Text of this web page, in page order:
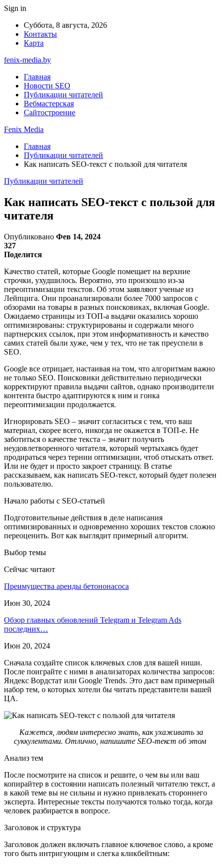
Sign in
Суббота, 8 августа, 2026
Контакты
Карта
fenix-media.by
Главная
Новости SEO
Публикации читателей
Вебмастерская
Сайтостроение
Fenix Media
Главная
Публикации читателей
Как написать SEO-текст с пользой для читателя
Публикации читателей
Как написать SEO-текст с пользой для
читателя
Опубликовано Фев 14, 2024
327
Поделится
Качество статей, которые Google помещает на верхние
строчки, ухудшилось. Вероятно, это произошло из-за
переоптимизации текстов. Об этом заявляют ученые из
Лейпцига. Они проанализировали более 7000 запросов с
обзорами на товары в разных поисковиках, включая Google.
Ожидаемо страницы из ТОП-а выдачи оказались хорошо
оптимизированы: структурированы и содержали много
партнерских ссылок, при этом информативность и качество
самих статей были хуже, чем у тех, что не так преуспели в
SEO.
Google все отрицает, настаивая на том, что алгоритмам важно
не только SEO. Поисковики действительно периодически
корректируют правила выдачи сайтов, однако производители
контента быстро адаптируются к ним и гонка
переоптимизации продолжается.
Игнорировать SEO – значит согласиться с тем, что ваш
материал, скорее всего, никогда не окажется в ТОП-е. Не
заботиться о качестве текста – значит получить
неудовлетворенного читателя, который чертыхаясь будет
продираться через тернии оптимизации, чтоб отыскать ответ.
Или не будет и просто закроет страницу. В статье
рассказываем, как написать SEO-текст, который будет полезен
пользователю.
Начало работы с SEO-статьей
Подготовительные действия в деле написания
оптимизированных и одновременно хороших текстов сложно
переоценить. Вот как выглядит примерный алгоритм.
Выбор темы
Сейчас читают
Преимущества аренды бетононасоса
Июн 30, 2024
Обзор главных обновлений Telegram и Telegram Ads
последних…
Июн 20, 2024
Сначала создайте список ключевых слов для вашей ниши.
После поиграйте с ними в анализаторах количества запросов:
Яндекс Вордстат или Google Trends. Это даст вам примерный
набор тем, о которых хотели бы читать представители вашей
ЦА.
Кажется, людям интересно знать, как ухаживать за
суккулентами. Отлично, напишите SEO-текст об этом
Анализ тем
После посмотрите на список и решите, о чем вы или ваш
копирайтер в состоянии написать полезный читателю текст, а
в какой теме вы не сильны и нужно привлекать стороннего
эксперта. Интересные тексты получаются только тогда, когда
человек разбирается в вопросе.
Заголовок и структура
Заголовок должен включать главное ключевое слово, а кроме
того быть интригующим и слегка кликбейтным: